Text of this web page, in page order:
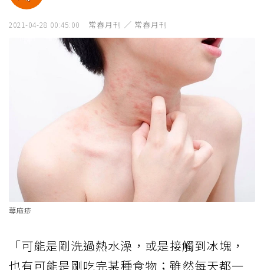
2021-04-28 00:45:00 常春月刊 ／ 常春月刊
蕁麻疹
「可能是剛洗過熱水澡，或是接觸到冰塊，
也有可能是剛吃完某種食物；雖然每天都一